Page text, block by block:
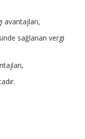
sağlanan vergi